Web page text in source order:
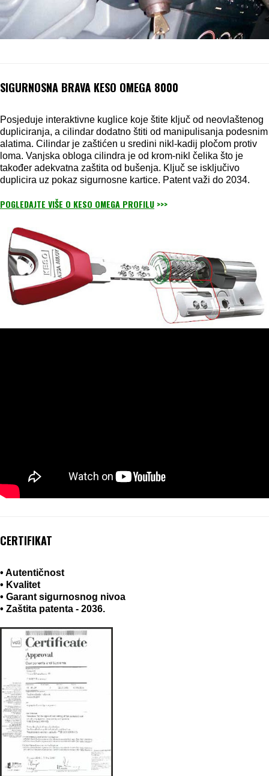
SIGURNOSNA BRAVA KESO OMEGA 8000
Posjeduje interaktivne kuglice koje štite ključ od neovlaštenog
dupliciranja, a cilindar dodatno štiti od manipulisanja podesnim
alatima. Cilindar je zaštićen u sredini nikl-kadij pločom protiv
loma. Vanjska obloga cilindra je od krom-nikl čelika što je
također adekvatna zaštita od bušenja. Ključ se isključivo
duplicira uz pokaz sigurnosne kartice. Patent važi do 2034.
POGLEDAJTE VIŠE O KESO OMEGA PROFILU >>>
CERTIFIKAT
• Autentičnost
• Kvalitet
• Garant sigurnosnog nivoa
• Zaštita patenta - 2036.